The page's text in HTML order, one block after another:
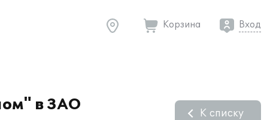
Корзина Вход
в ЗАО
К списку